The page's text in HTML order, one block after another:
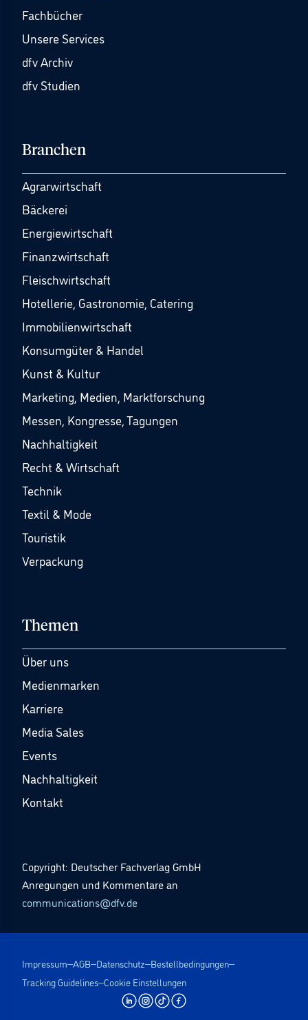
Fachbücher
Unsere Services
dfv Archiv
dfv Studien
Branchen
Agrarwirtschaft
Bäckerei
Energiewirtschaft
Finanzwirtschaft
Fleischwirtschaft
Hotellerie, Gastronomie, Catering
Immobilienwirtschaft
Konsumgüter & Handel
Kunst & Kultur
Marketing, Medien, Marktforschung
Messen, Kongresse, Tagungen
Nachhaltigkeit
Recht & Wirtschaft
Technik
Textil & Mode
Touristik
Verpackung
Themen
Über uns
Medienmarken
Karriere
Media Sales
Events
Nachhaltigkeit
Kontakt
Copyright: Deutscher Fachverlag GmbH
Anregungen und Kommentare an
communications@dfv.de
Impressum AGB Datenschutz Bestellbedingungen
Tracking Guidelines Cookie Einstellungen